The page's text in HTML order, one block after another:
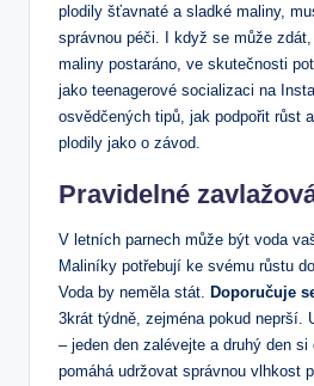
plodily šťavnaté a sladké maliny,
správnou péči. I když se může
maliny postaráno, ve skutečnosti
jako teenagerové socializaci na
osvědčených tipů, jak podpořit růst
plodily jako o závod.
Pravidelné
V letních parnech může být voda
Maliníky potřebují ke svému růstu
Voda by neměla stát. Doporučuje
3krát týdně, zejména pokud neprší.
– jeden den zalévejte a druhý den si
pomáhá udržovat správnou vlhkost